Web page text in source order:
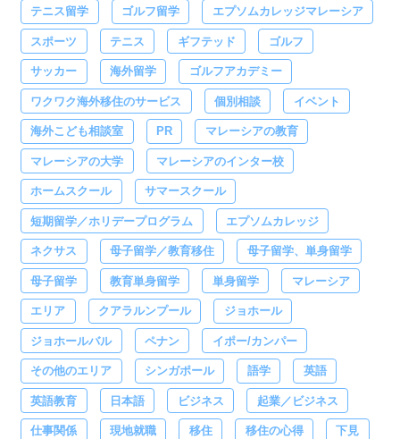
テニス留学 ゴルフ留学 エプソムカレッジマレーシア
スポーツ テニス ギフテッド ゴルフ
サッカー 海外留学 ゴルフアカデミー
ワクワク海外移住のサービス 個別相談 イベント
海外こども相談室 PR マレーシアの教育
マレーシアの大学 マレーシアのインター校
ホームスクール サマースクール
短期留学／ホリデープログラム エプソムカレッジ
ネクサス 母子留学／教育移住 母子留学、単身留学
母子留学 教育単身留学 単身留学 マレーシア
エリア クアラルンプール ジョホール
ジョホールバル ペナン イポー/カンパー
その他のエリア シンガポール 語学 英語
英語教育 日本語 ビジネス 起業／ビジネス
仕事関係 現地就職 移住 移住の心得 下見